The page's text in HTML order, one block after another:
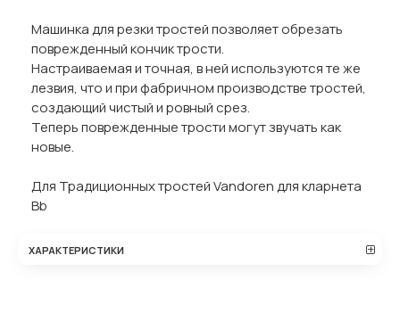
Машинка для резки тростей позволяет обрезать
поврежденный кончик трости.
Настраиваемая и точная, в ней используются те же
лезвия, что и при фабричном производстве тростей,
создающий чистый и ровный срез.
Теперь поврежденные трости могут звучать как
новые.
Для Традиционных тростей Vandoren для кларнета
Bb
ХАРАКТЕРИСТИКИ